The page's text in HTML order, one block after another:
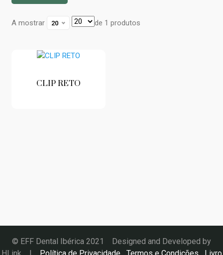
A mostrar 20 de 1 produtos
CLIP RETO
© EFF Dental Ibérica 2021 Designed and Developed by